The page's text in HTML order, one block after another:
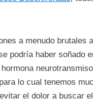
a menudo brutales
podría haber soñado
lo cual tenemos
el dolor a buscar